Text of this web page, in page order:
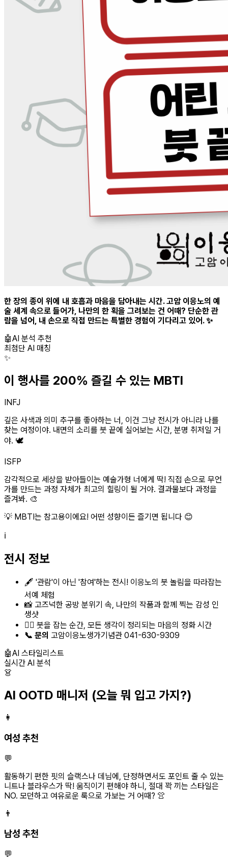
한 장의 종이 위에 내 호흡과 마음을 담아내는 시간. 고암 이응노의 예
술 세계 속으로 들어가, 나만의 한 획을 그려보는 건 어때? 단순한 관
람을 넘어, 내 손으로 직접 만드는 특별한 경험이 기다리고 있어. ✨
🤖AI 분석 추천
최첨단 AI 매칭
✨
이 행사를 200% 즐길 수 있는 MBTI
INFJ
깊은 사색과 의미 추구를 좋아하는 너, 이건 그냥 전시가 아니라 나를
찾는 여정이야. 내면의 소리를 붓 끝에 실어보는 시간, 분명 취저일 거
야. 🕊️
ISFP
감각적으로 세상을 받아들이는 예술가형 너에게 딱! 직접 손으로 무언
가를 만드는 과정 자체가 최고의 힐링이 될 거야. 결과물보다 과정을
즐겨봐. 🎨
💡 MBTI는 참고용이에요! 어떤 성향이든 즐기면 됩니다 😊
ℹ️
전시 정보
🖋️ '관람'이 아닌 '참여'하는 전시! 이응노의 붓 놀림을 따라잡는
서예 체험
📸 고즈넉한 공방 분위기 속, 나만의 작품과 함께 찍는 감성 인
생샷
🧘‍♀️ 붓을 잡는 순간, 모든 생각이 정리되는 마음의 정화 시간
📞 문의 고암이응노생가기념관 041-630-9309
🤖AI 스타일리스트
실시간 AI 분석
👗
AI OOTD 매니저 (오늘 뭐 입고 가지?)
👩
여성 추천
💬
활동하기 편한 핏의 슬랙스나 데님에, 단정하면서도 포인트 줄 수 있는
니트나 블라우스가 딱! 움직이기 편해야 하니, 절대 꽉 끼는 스타일은
NO. 모던하고 여유로운 룩으로 가보는 거 어때? 👚
👨
남성 추천
💬